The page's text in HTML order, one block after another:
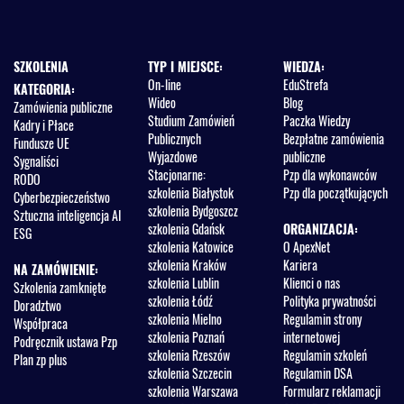
a) Wyjaśnienia SWZ — kiedy są konieczne, jak liczyć terminy
obowiązujące przy tej czynności, dlaczego wniosek wykonawcy o
dokonanie zmiany SWZ czy też wyjaśnienie motywów wymagań
zamawiającego może pozostać bez rozpatrzenia?
b) Zmiany SWZ — dlaczego w postępowaniach powyżej progów
unijnych nie zawsze można dokonać zmiany przed terminem
składania ofert?
Dla wykonawców:
a) Kiedy zmiana SWZ powinna skutkować odwołaniem?
b) Jak reagować na istotne zmiany dokumentacji;
c) Dlaczego nie na wszystkie pytania zamawiający musi odpowiadać
i kiedy odpowiedź „zgodnie z SWZ” stanowi zaniechanie czynności,
do której zamawiający jest zobligowany?
8. Krok po kroku przez przetarg nieograniczony oraz tryb
podstawowy
a) Przetarg nieograniczony
- Procedura odwrócona — podstawowa i rozszerzona — jak
stosować przepisy sankcyjne w procedurze odwróconej?
SZKOLENIA
KATEGORIA:
Zamówienia publiczne
Kadry i Płace
Fundusze UE
Sygnaliści
RODO
Cyberbezpieczeństwo
Sztuczna inteligencja AI
ESG
NA ZAMÓWIENIE:
Szkolenia zamknięte
Doradztwo
Współpraca
Podręcznik ustawa Pzp
Plan zp plus
TYP I MIEJSCE:
On-line
Wideo
Studium Zamówień
Publicznych
Wyjazdowe
Stacjonarne:
szkolenia Białystok
szkolenia Bydgoszcz
szkolenia Gdańsk
szkolenia Katowice
szkolenia Kraków
szkolenia Lublin
szkolenia Łódź
szkolenia Mielno
szkolenia Poznań
szkolenia Rzeszów
szkolenia Szczecin
szkolenia Warszawa
WIEDZA:
EduStrefa
Blog
Paczka Wiedzy
Bezpłatne zamówienia
publiczne
Pzp dla wykonawców
Pzp dla początkujących
ORGANIZACJA:
O ApexNet
Kariera
Klienci o nas
Polityka prywatności
Regulamin strony
internetowej
Regulamin szkoleń
Regulamin DSA
Formularz reklamacji